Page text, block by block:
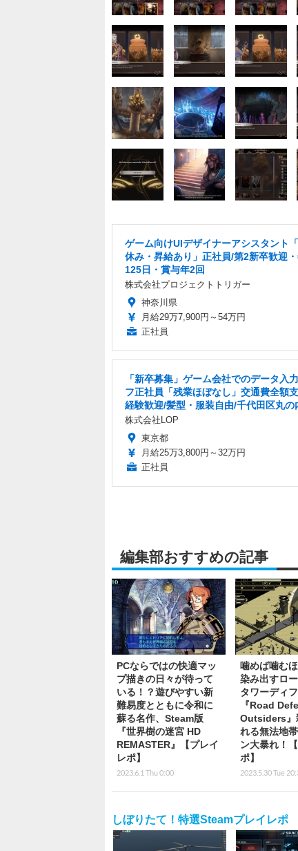
ゲーム向けUIデザイナーアシスタント
休み・昇給あり」正社員/第2新卒歓迎
125日・賞与年2回
株式会社プロジェクトトリガー
神奈川県
月給29万7,900円～54万円
正社員
「新卒募集」ゲーム会社でのデータ入
フ正社員「残業ほぼなし」交通費全額
経験歓迎/髪型・服装自由/千代田区丸の
株式会社LOP
東京都
月給25万3,800円～32万円
正社員
編集部おすすめの記事
PCならではの快適マッ
プ描きの日々が待って
いる！？遊びやすい新
難易度とともに令和に
蘇る名作、Steam版
『世界樹の迷宮 HD
REMASTER』【プレイ
レポ】
2023.6.1 Thu 0:00
噛めば噛む
染み出すロ
タワーディ
『Road
Outsiders』
れる無法地
ン大暴れ！
ポ】
2023.5.30 Tue
しぼりたて！特選Steamプレイレポ